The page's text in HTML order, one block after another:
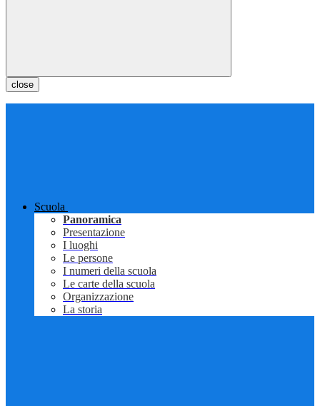
close
Scuola
Panoramica
Presentazione
I luoghi
Le persone
I numeri della scuola
Le carte della scuola
Organizzazione
La storia